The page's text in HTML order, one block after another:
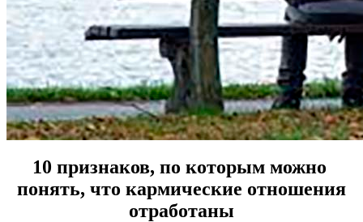
10 признаков, по которым можно
понять, что кармические отношения
отработаны